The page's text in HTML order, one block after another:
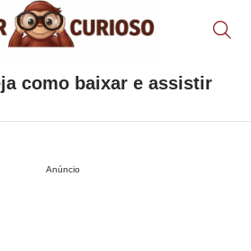
como baixar e assistir
Anúncio